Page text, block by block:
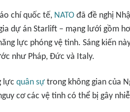
chí quốc tế, NATO đã đề nghị
dự án Starlift – mạng lưới gồm
lực phóng vệ tinh. Sáng kiến
như Pháp, Đức và Italy.
lực quân sự trong không gian của
cơ các vệ tinh có thể bị gây